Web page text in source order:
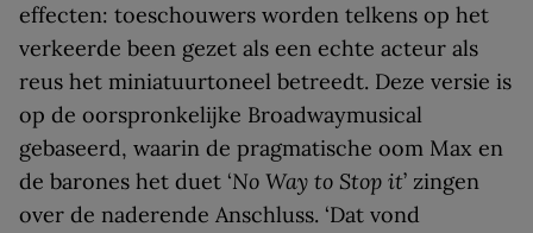
effecten: toeschouwers worden telkens op het
verkeerde been gezet als een echte acteur als
reus het miniatuurtoneel betreedt. Deze versie is
op de oorspronkelijke Broadwaymusical
gebaseerd, waarin de pragmatische oom Max en
de barones het duet ‘No Way to Stop it’ zingen
over de naderende Anschluss. ‘Dat vond